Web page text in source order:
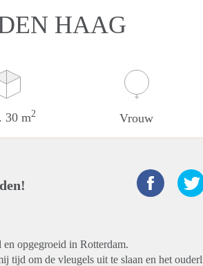
HAAG
30 m2 Vrouw
opgegroeid in Rotterdam.
tijd om de vleugels uit te slaan en het